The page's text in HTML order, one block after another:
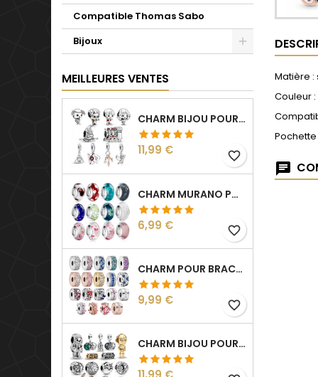
Compatible Thomas Sabo
Bijoux
MEILLEURES VENTES
CHARM BIJOU POUR BRACELET COLLECTION HARRY
Prix
11,99 € favorite_border
CHARM MURANO POUR BRACELET SÉPARATEUR FLEUR COEUR TRANSPARENT
Prix
6,99 € favorite_border
CHARM POUR BRACELET COLLECTION CLIP STRASS SÉPARATEUR ESPACEUR
Prix
9,99 € favorite_border
CHARM BIJOU POUR BRACELET COLLECTION STAR WARS
Prix
Matière :
Couleur